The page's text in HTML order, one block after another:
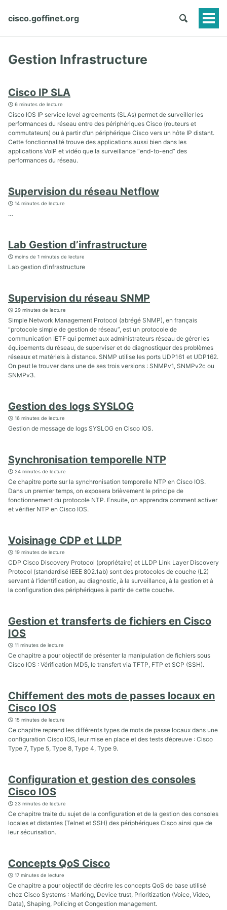
cisco.goffinet.org
Gestion Infrastructure
Cisco IP SLA
6 minutes de lecture
Cisco IOS IP service level agreements (SLAs) permet de surveiller les
performances du réseau entre des périphériques Cisco (routeurs et
commutateurs) ou à partir d’un périphérique Cisco vers un hôte IP distant.
Cette fonctionnalité trouve des applications aussi bien dans les
applications VoIP et vidéo que la surveillance “end-to-end” des
performances du réseau.
Supervision du réseau Netflow
14 minutes de lecture
…
Lab Gestion d’infrastructure
moins de 1 minutes de lecture
Lab gestion d’infrastructure
Supervision du réseau SNMP
29 minutes de lecture
Simple Network Management Protocol (abrégé SNMP), en français
“protocole simple de gestion de réseau”, est un protocole de
communication IETF qui permet aux administrateurs réseau de gérer les
équipements du réseau, de superviser et de diagnostiquer des problèmes
réseaux et matériels à distance. SNMP utilise les ports UDP161 et UDP162.
On peut le trouver dans une de ses trois versions : SNMPv1, SNMPv2c ou
SNMPv3.
Gestion des logs SYSLOG
16 minutes de lecture
Gestion de message de logs SYSLOG en Cisco IOS.
Synchronisation temporelle NTP
24 minutes de lecture
Ce chapitre porte sur la synchronisation temporelle NTP en Cisco IOS.
Dans un premier temps, on exposera brièvement le principe de
fonctionnement du protocole NTP. Ensuite, on apprendra comment activer
et vérifier NTP en Cisco IOS.
Voisinage CDP et LLDP
19 minutes de lecture
CDP Cisco Discovery Protocol (propriétaire) et LLDP Link Layer Discovery
Protocol (standardisé IEEE 802.1ab) sont des protocoles de couche (L2)
servant à l’identification, au diagnostic, à la surveillance, à la gestion et à
la configuration des périphériques à partir de cette couche.
Gestion et transferts de fichiers en Cisco
IOS
11 minutes de lecture
Ce chapitre a pour objectif de présenter la manipulation de fichiers sous
Cisco IOS : Vérification MD5, le transfert via TFTP, FTP et SCP (SSH).
Chiffement des mots de passes locaux en
Cisco IOS
15 minutes de lecture
Ce chapitre reprend les différents types de mots de passe locaux dans une
configuration Cisco IOS, leur mise en place et des tests d’épreuve : Cisco
Type 7, Type 5, Type 8, Type 4, Type 9.
Configuration et gestion des consoles
Cisco IOS
23 minutes de lecture
Ce chapitre traite du sujet de la configuration et de la gestion des consoles
locales et distantes (Telnet et SSH) des périphériques Cisco ainsi que de
leur sécurisation.
Concepts QoS Cisco
17 minutes de lecture
Ce chapitre a pour objectif de décrire les concepts QoS de base utilisé
chez Cisco Systems : Marking, Device trust, Prioritization (Voice, Video,
Data), Shaping, Policing et Congestion management.